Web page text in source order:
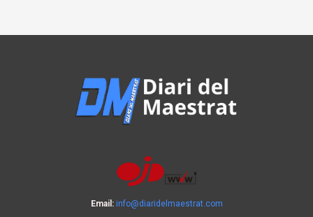
Email: info@diaridelmaestrat.com